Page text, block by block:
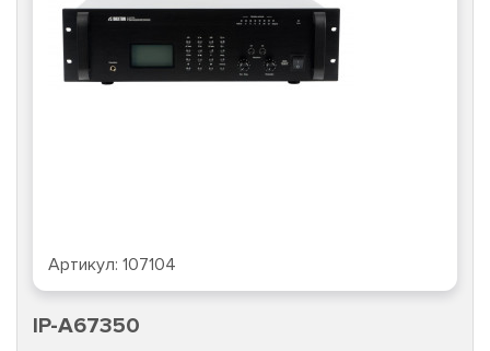
Артикул: 107104
IP-A67350